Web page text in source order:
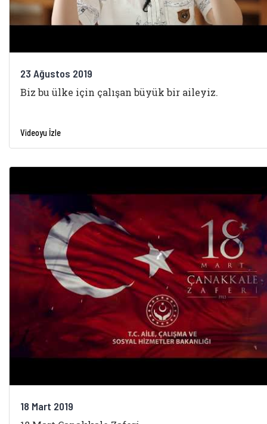
23 Ağustos 2019
Biz bu ülke için çalışan büyük bir aileyiz.
Videoyu İzle
18 Mart 2019